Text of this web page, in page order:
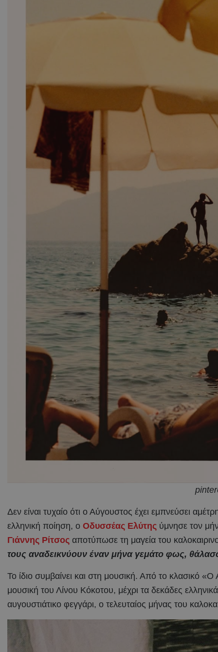
Δεν είναι τυχαίο ότι ο Αύγουστος έχει εμπνεύσει
ελληνική ποίηση, ο Οδυσσέας Ελύτης ύμνησε τον
Γιάννης Ρίτσος αποτύπωσε τη μαγεία του
τους αναδεικνύουν έναν μήνα γεμάτο φως,
Το ίδιο συμβαίνει και στη μουσική. Από το κλασικό
μουσική του Λίνου Κόκοτου, μέχρι τα δεκάδες
αυγουστιάτικο φεγγάρι, ο τελευταίος μήνας του